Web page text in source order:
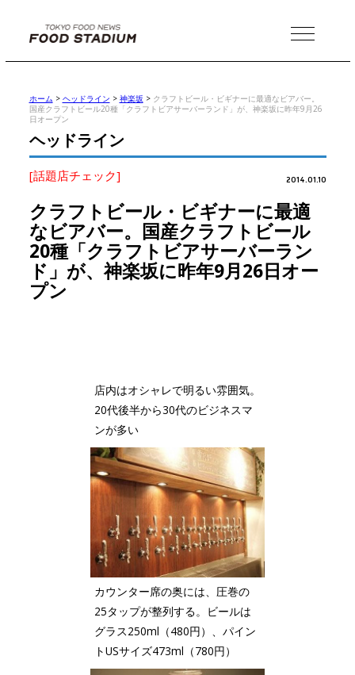
MENU
ホーム > ヘッドライン > 神楽坂 > クラフトビール・ビギナーに最適なビアバー。
国産クラフトビール20種「クラフトビアサーバーランド」が、神楽坂に昨年9月26
日オープン
ヘッドライン
[話題店チェック] 2014.01.10
クラフトビール・ビギナーに最適
なビアバー。国産クラフトビール
20種「クラフトビアサーバーラン
ド」が、神楽坂に昨年9月26日オー
プン
店内はオシャレで明るい雰囲気。
20代後半から30代のビジネスマ
ンが多い
カウンター席の奥には、圧巻の
25タップが整列する。ビールは
グラス250ml（480円）、パイン
トUSサイズ473ml（780円）